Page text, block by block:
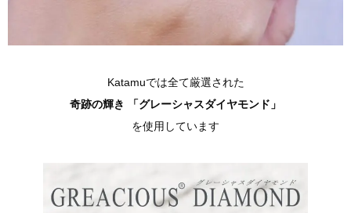
Katamuでは全て厳選された
奇跡の輝き 「グレーシャスダイヤモンド」
を使用しています